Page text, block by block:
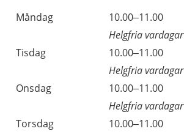
Måndag
10.00–11.00
Helgfria vardagar
Tisdag
10.00–11.00
Helgfria vardagar
Onsdag
10.00–11.00
Helgfria vardagar
Torsdag
10.00–11.00